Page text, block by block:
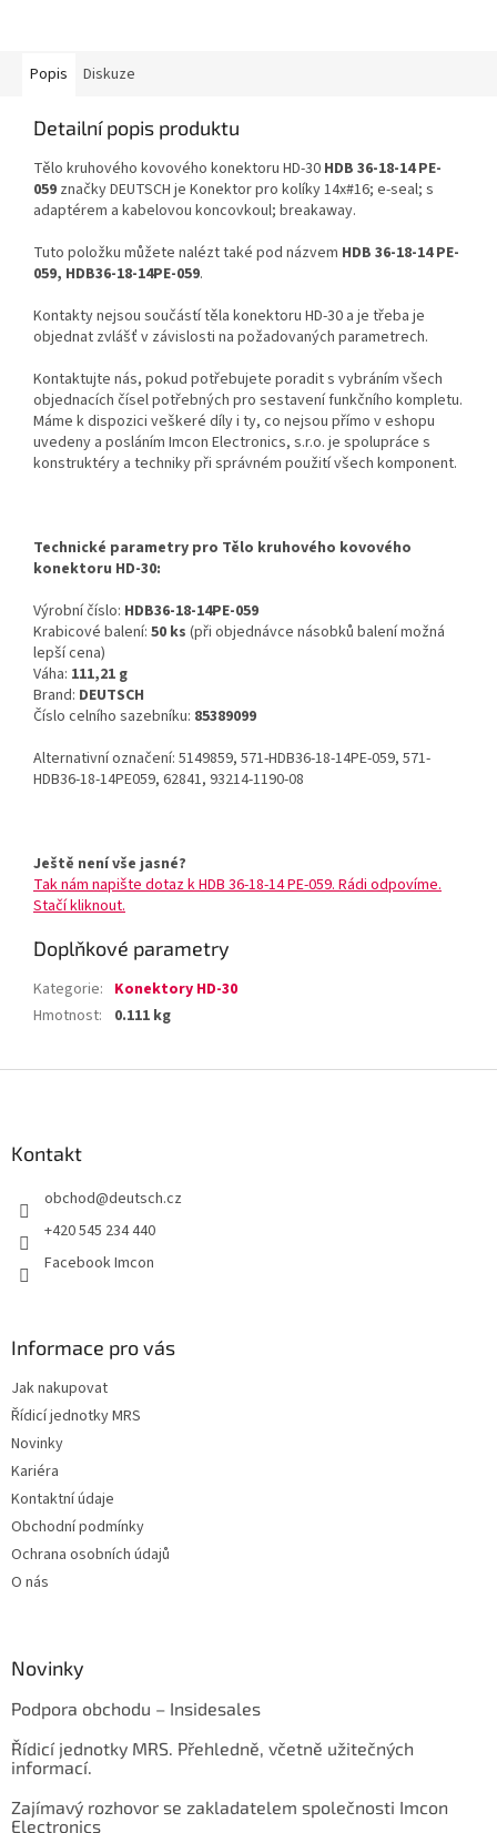
Popis Diskuze
Detailní popis produktu
Tělo kruhového kovového konektoru HD-30 HDB 36-18-14 PE-
059 značky DEUTSCH je Konektor pro kolíky 14x#16; e-seal; s
adaptérem a kabelovou koncovkoul; breakaway.
Tuto položku můžete nalézt také pod názvem HDB 36-18-14 PE-
059, HDB36-18-14PE-059.
Kontakty nejsou součástí těla konektoru HD-30 a je třeba je
objednat zvlášť v závislosti na požadovaných parametrech.
Kontaktujte nás, pokud potřebujete poradit s vybráním všech
objednacích čísel potřebných pro sestavení funkčního kompletu.
Máme k dispozici veškeré díly i ty, co nejsou přímo v eshopu
uvedeny a posláním Imcon Electronics, s.r.o. je spolupráce s
konstruktéry a techniky při správném použití všech komponent.
Technické parametry pro Tělo kruhového kovového
konektoru HD-30:
Výrobní číslo: HDB36-18-14PE-059
Krabicové balení: 50 ks (při objednávce násobků balení možná
lepší cena)
Váha: 111,21 g
Brand: DEUTSCH
Číslo celního sazebníku: 85389099
Alternativní označení: 5149859, 571-HDB36-18-14PE-059, 571-
HDB36-18-14PE059, 62841, 93214-1190-08
Ještě není vše jasné?
Tak nám napište dotaz k HDB 36-18-14 PE-059. Rádi odpovíme.
Stačí kliknout.
Doplňkové parametry
Kategorie: Konektory HD-30
Hmotnost: 0.111 kg
Kontakt
obchod@deutsch.cz
+420 545 234 440
Facebook Imcon
Informace pro vás
Jak nakupovat
Řídicí jednotky MRS
Novinky
Kariéra
Kontaktní údaje
Obchodní podmínky
Ochrana osobních údajů
O nás
Novinky
Podpora obchodu – Insidesales
Řídicí jednotky MRS. Přehledně, včetně užitečných
informací.
Zajímavý rozhovor se zakladatelem společnosti Imcon
Electronics